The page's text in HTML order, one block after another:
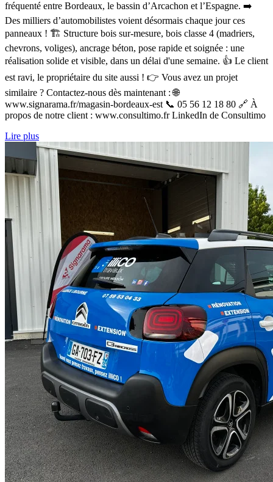
fréquenté entre Bordeaux, le bassin d’Arcachon et l’Espagne. ➡️
Des milliers d’automobilistes voient désormais chaque jour ces
panneaux ! 🏗️ Structure bois sur-mesure, bois classe 4 (madriers,
chevrons, voliges), ancrage béton, pose rapide et soignée : une
réalisation solide et visible, dans un délai d'une semaine. 👍 Le client
est ravi, le propriétaire du site aussi ! 👉 Vous avez un projet
similaire ? Contactez-nous dès maintenant : 🌐
www.signarama.fr/magasin-bordeaux-est 📞 05 56 12 18 80 🔗 À
propos de notre client : www.consultimo.fr LinkedIn de Consultimo
Lire plus